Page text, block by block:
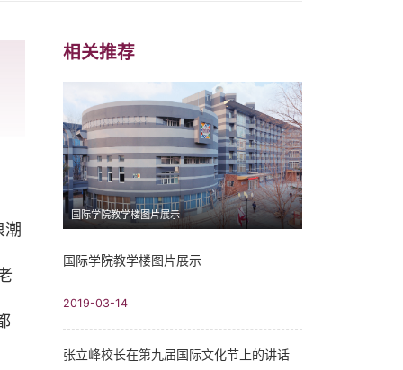
潮
相关推荐
国际学院教学楼图片展示
国际学院教学楼图片展示
2019-03-14
张立峰校长在第九届国际文化节上的讲话